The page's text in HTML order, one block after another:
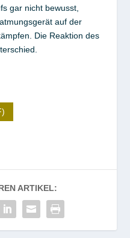
gar nicht bewusst,
auf der
Die Reaktion des
ARTIKEL: